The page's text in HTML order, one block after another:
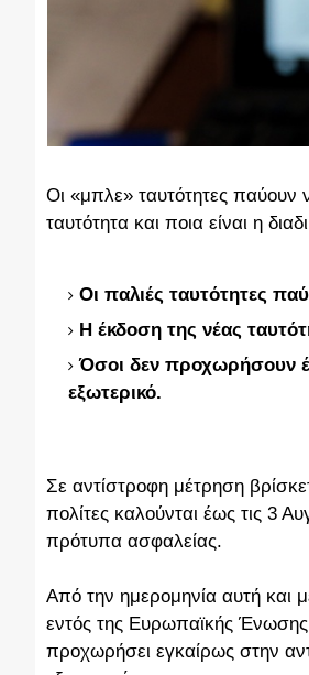
Οι «μπλε» ταυτότητες παύουν
ταυτότητα και ποια είναι η
Οι παλιές ταυτότητες
Η έκδοση της νέας
Όσοι δεν προχωρήσουν
εξωτερικό.
Σε αντίστροφη μέτρηση
πολίτες καλούνται έως τις 3
πρότυπα ασφαλείας.
Από την ημερομηνία αυτή και
εντός της Ευρωπαϊκής
προχωρήσει εγκαίρως στην